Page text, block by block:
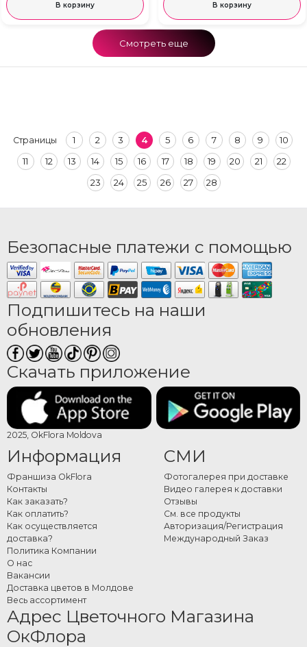
В корзину В корзину
Смотреть еще
Страницы 1 2 3 4 5 6 7 8 9
10
11
12 13 14 15 16 17 18 19 20 21
22
23
24 25 26 27 28
Безопасные платежи с помощью
Подпишитесь на наши
обновления
Скачать приложение
2025, OkFlora Moldova
Информация
Франшиза OkFlora
Контакты
Как заказать?
Как оплатить?
Как осуществляется
доставка?
Политика Компании
О нас
Вакансии
Доставка цветов в Молдове
Весь ассортимент
СМИ
Фотогалерея при доставке
Видео галерея к доставки
Отзывы
См. все продукты
Авторизация/Регистрация
Международный Заказ
Адрес Цветочного Магазина
ОкФлора